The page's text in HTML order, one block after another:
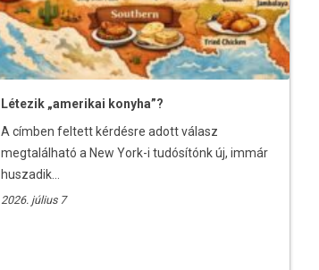
Létezik „amerikai konyha”?
A címben feltett kérdésre adott válasz
megtalálható a New York-i tudósítónk új, immár
huszadik...
2026. július 7